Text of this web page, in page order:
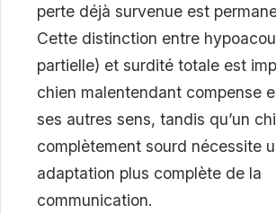
perte déjà survenue est
Cette distinction entre
partielle) et surdité totale est
chien malentendant compense
ses autres sens, tandis qu’un
complètement sourd nécessite
adaptation plus complète de la
communication.